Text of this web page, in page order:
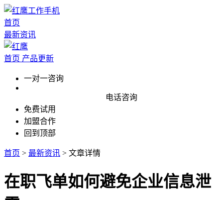
首页
最新资讯
首页 产品更新
一对一咨询
电话咨询
免费试用
加盟合作
回到顶部
首页 > 最新资讯 > 文章详情
在职飞单如何避免企业信息泄